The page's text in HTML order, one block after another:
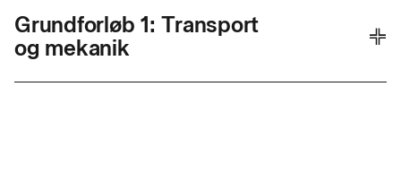
Se mere om uddannelsen
Ansøg nu
ANSØGNINGSFRIST OPSTART
01. marts
Grundforløb 1: Transport
og mekanik